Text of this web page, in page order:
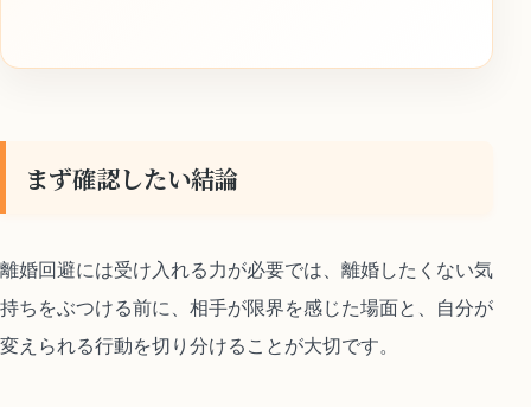
まず確認したい結論
離婚回避には受け入れる力が必要では、離婚したくない気
持ちをぶつける前に、相手が限界を感じた場面と、自分が
変えられる行動を切り分けることが大切です。